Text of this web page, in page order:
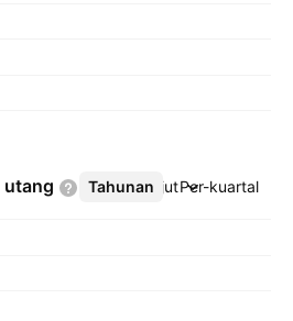
utang Tahunan Per-kuartal
Lebih lanjut